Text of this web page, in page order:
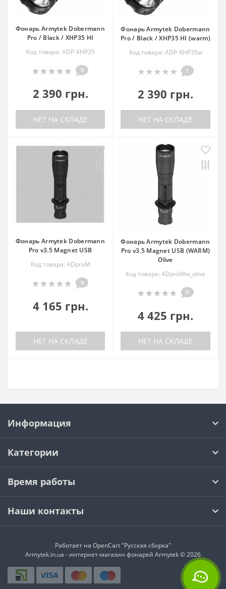
Фонарь Armytek Dobermann
Pro / Black / XHP35 HI
Код товара: ADP-XHP35
0
2 390 грн.
НЕТ НА СКЛАДЕ
Фонарь Armytek Dobermann
Pro / Black / XHP35 HI (warm)
Код товара: ADP-XHP35w
1
2 390 грн.
НЕТ НА СКЛАДЕ
Фонарь Armytek Dobermann
Pro v3.5 Magnet USB
Код товара: ADproM
0
4 165 грн.
НЕТ НА СКЛАДЕ
Фонарь Armytek Dobermann
Pro v3.5 Magnet USB (WARM)
Olive
Код товара: ADproMw_olive
0
4 425 грн.
НЕТ НА СКЛАДЕ
Информация
Категории
Время работы
Наши контакты
Работает на OpenCart "Русская сборка"
Armytek.in.ua - интернет-магазин фонарей Armytek © 2026